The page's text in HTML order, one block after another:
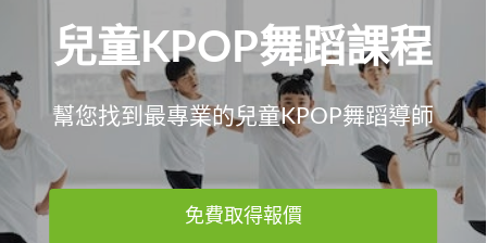
兒童KPOP舞蹈課程
幫您找到最專業的兒童KPOP舞蹈導師
免費取得報價